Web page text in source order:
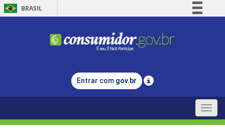
BRASIL
Comunica BR
Legislação
Entrar com gov.br
Toggle